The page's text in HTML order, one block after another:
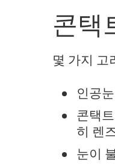
콘택
몇 가지 고
인공
콘택
히 렌
눈이